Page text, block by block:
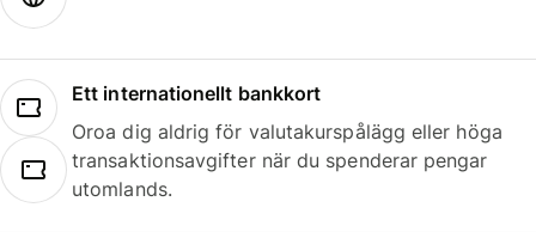
Ett internationellt bankkort
Oroa dig aldrig för valutakurspålägg eller höga
transaktionsavgifter när du spenderar pengar
utomlands.